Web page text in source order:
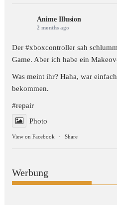
Anime Illusion
2 months ago
Der#xboxcontroller sah
Game. Aber ich habe ein
Was meint ihr? Haha, war
bekommen.
#repair
Photo
View on Facebook · Share
Werbung